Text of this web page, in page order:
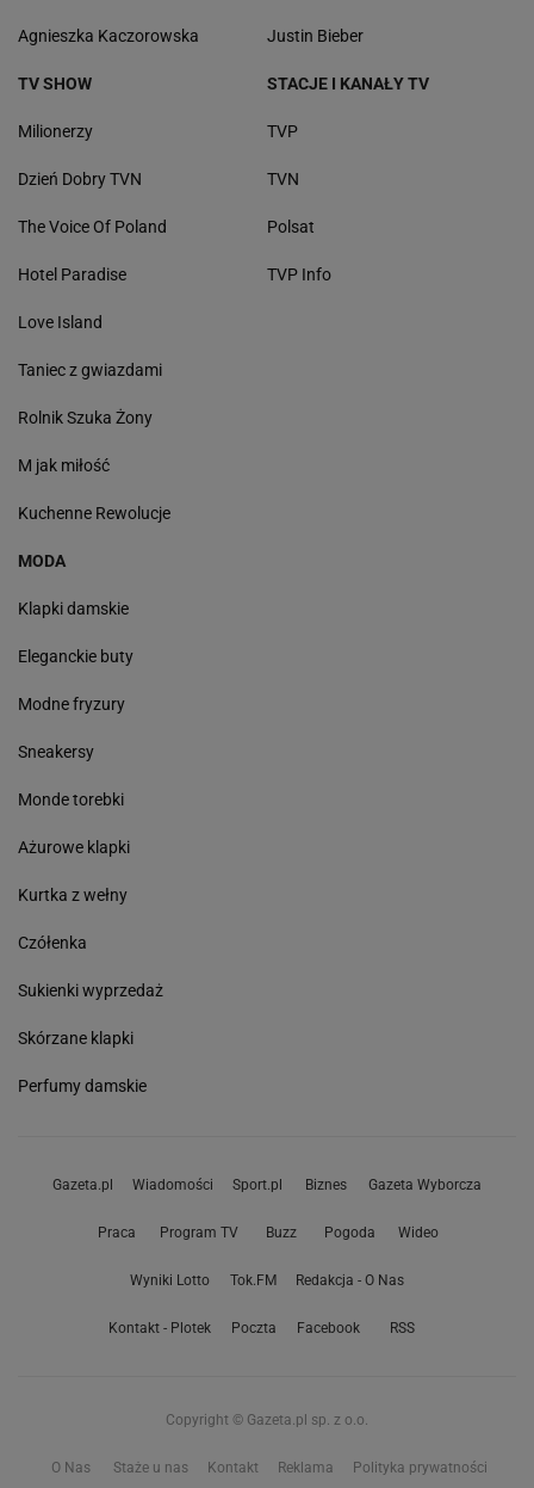
Agnieszka Kaczorowska Justin Bieber
TV SHOW
Milionerzy
Dzień Dobry TVN
The Voice Of Poland
Hotel Paradise
Love Island
Taniec z gwiazdami
Rolnik Szuka Żony
M jak miłość
Kuchenne Rewolucje
STACJE I KANAŁY TV
TVP
TVN
Polsat
TVP Info
MODA
Klapki damskie
Eleganckie buty
Modne fryzury
Sneakersy
Monde torebki
Ażurowe klapki
Kurtka z wełny
Czółenka
Sukienki wyprzedaż
Skórzane klapki
Perfumy damskie
Gazeta.pl Wiadomości Sport.pl Biznes Gazeta Wyborcza
Praca Program TV Buzz Pogoda Wideo
Wyniki Lotto Tok.FM Redakcja - O Nas
Kontakt - Plotek Poczta Facebook RSS
Copyright © Gazeta.pl sp. z o.o.
O Nas Staże u nas Kontakt Reklama Polityka prywatności